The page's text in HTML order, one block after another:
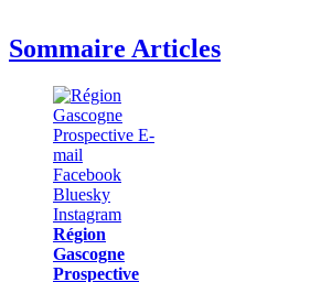
Sommaire Articles
Région
Gascogne
Prospective